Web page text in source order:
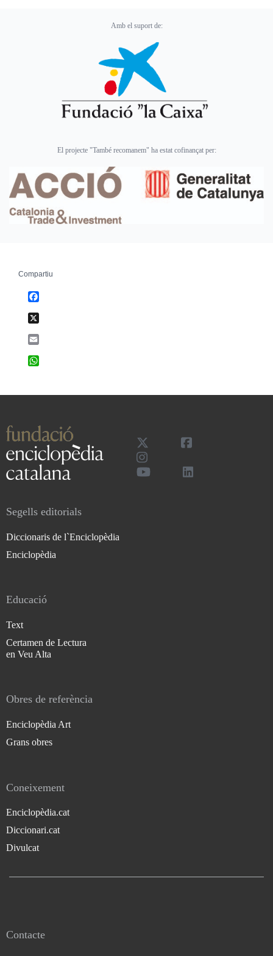
Amb el suport de:
El projecte "També recomanem" ha estat cofinançat per:
Compartiu
Segells editorials
Diccionaris de l`Enciclopèdia
Enciclopèdia
Educació
Text
Certamen de Lectura
en Veu Alta
Obres de referència
Enciclopèdia Art
Grans obres
Coneixement
Enciclopèdia.cat
Diccionari.cat
Divulcat
Contacte